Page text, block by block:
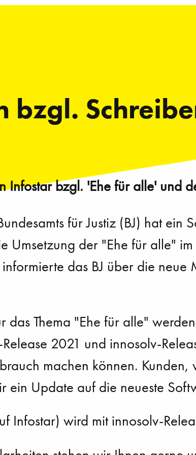
bzgl.
Infostar bzgl. 'Ehe für alle' und
für Justiz (BJ) hat ein
Umsetzung der "Ehe für alle"
das BJ über die
das Thema "Ehe für alle"
2021 und innosolv-
machen können. Kunden,
ein Update auf die neueste
Infostar) wird mit innosolv-